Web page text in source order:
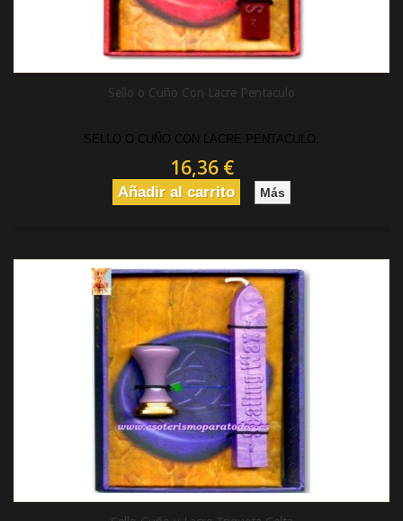
Sello o Cuño Con Lacre Pentaculo
SELLO O CUÑO CON LACRE PENTACULO.
16,36 €
Añadir al carrito Más